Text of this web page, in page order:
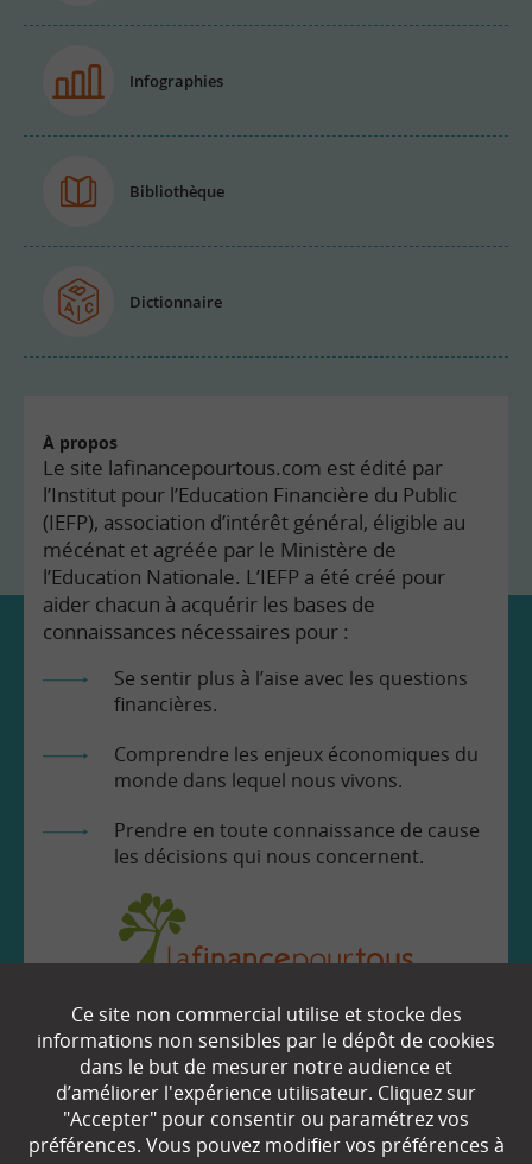
Infographies
Bibliothèque
Dictionnaire
À propos
Le site lafinancepourtous.com est édité par
l’Institut pour l’Education Financière du Public
(IEFP), association d’intérêt général, éligible au
mécénat et agréée par le Ministère de
l’Education Nationale. L’IEFP a été créé pour
aider chacun à acquérir les bases de
connaissances nécessaires pour :
Se sentir plus à l’aise avec les questions
financières.
Comprendre les enjeux économiques du
monde dans lequel nous vivons.
Prendre en toute connaissance de cause
les décisions qui nous concernent.
EN SAVOIR
Qui sommes-nous ?
Ce site non commercial utilise et stocke des
informations non sensibles par le dépôt de cookies
dans le but de mesurer notre audience et
d’améliorer l'expérience utilisateur. Cliquez sur
"Accepter" pour consentir ou paramétrez vos
préférences. Vous pouvez modifier vos préférences à